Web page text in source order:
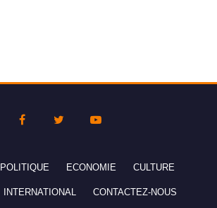
POLITIQUE ECONOMIE CULTURE
INTERNATIONAL CONTACTEZ-NOUS